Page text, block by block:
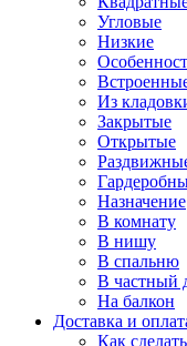
Угловые
Низкие
Из
Закрытые
Открытые
Назначение
В комнату
В нишу
В спальню
В частный
На балкон
Доставка и
Как